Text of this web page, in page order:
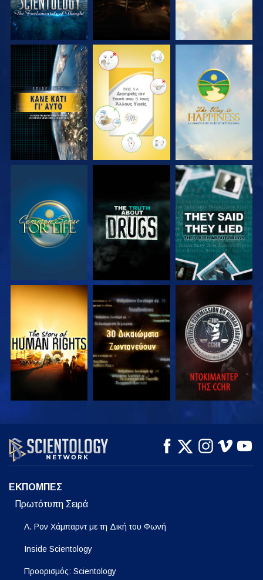
ΠΑΡΑΚΟΛΟΥΘΗΣΤΕ ΠΑΡΑΚΟΛΟΥΘΗΣΤΕ ΠΑΡΑΚΟΛΟΥΘΗΣΤΕ
ΠΑΡΑΚΟΛΟΥΘΗΣΤΕ ΠΑΡΑΚΟΛΟΥΘΗΣΤΕ ΠΑΡΑΚΟΛΟΥΘΗΣΤΕ
ΠΑΡΑΚΟΛΟΥΘΗΣΤΕ ΠΑΡΑΚΟΛΟΥΘΗΣΤΕ ΠΑΡΑΚΟΛΟΥΘΗΣΤΕ
ΠΑΡΑΚΟΛΟΥΘΗΣΤΕ ΠΑΡΑΚΟΛΟΥΘΗΣΤΕ
ΕΞΕΡΕΥΝΗΣΤΕ ΤΗ
ΣΕΙΡΑ
ΕΚΠΟΜΠΕΣ
Πρωτότυπη Σειρά
Λ. Ρον Χάμπαρντ με τη Δική του Φωνή
Inside Scientology
Προορισμός: Scientology